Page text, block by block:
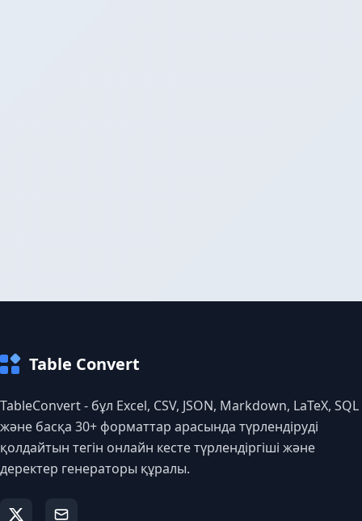
Table Convert
TableConvert - бұл Excel, CSV, JSON, Markdown, LaTeX, SQL
және басқа 30+ форматтар арасында түрлендіруді
қолдайтын тегін онлайн кесте түрлендіргіші және
деректер генераторы құралы.